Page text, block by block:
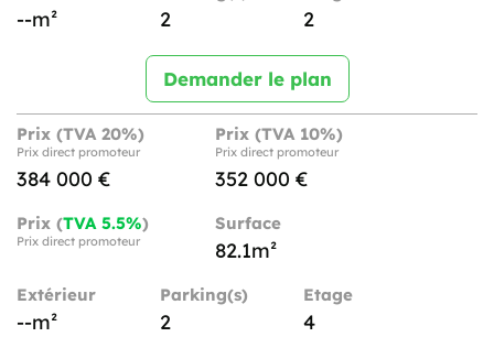
--m² 2 2
Demander le plan
Prix (TVA 20%)
Prix direct promoteur
384 000 €
Prix (TVA 10%)
Prix direct promoteur
352 000 €
Prix (TVA 5.5%)
Prix direct promoteur
Surface
82.1m²
Extérieur
--m²
Parking(s)
2
Etage
4